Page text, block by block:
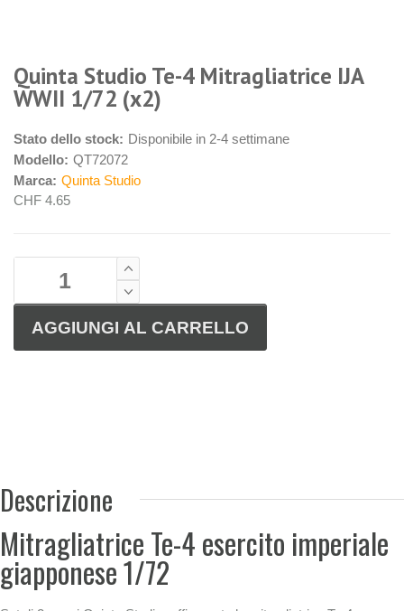
Quinta Studio Te-4 Mitragliatrice IJA
WWII 1/72 (x2)
Stato dello stock: Disponibile in 2-4 settimane
Modello: QT72072
Marca: Quinta Studio
CHF 4.65
Descrizione
Mitragliatrice Te-4 esercito imperiale
giapponese 1/72